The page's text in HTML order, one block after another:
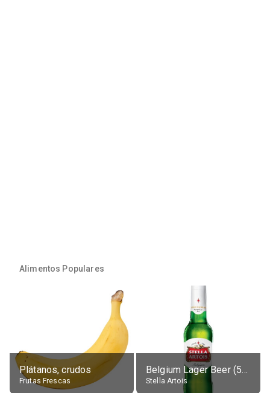
Alimentos Populares
Plátanos, crudos
Frutas Frescas
Belgium Lager Beer (5% alc.)
Stella Artois